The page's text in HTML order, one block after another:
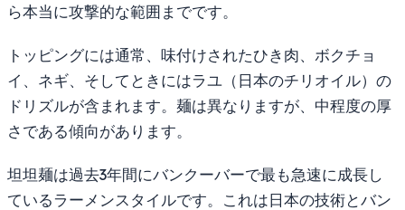
ら本当に攻撃的な範囲までです。
トッピングには通常、味付けされたひき肉、ボクチョ
イ、ネギ、そしてときにはラユ（日本のチリオイル）の
ドリズルが含まれます。麺は異なりますが、中程度の厚
さである傾向があります。
坦坦麺は過去3年間にバンクーバーで最も急速に成長し
ているラーメンスタイルです。これは日本の技術とバン